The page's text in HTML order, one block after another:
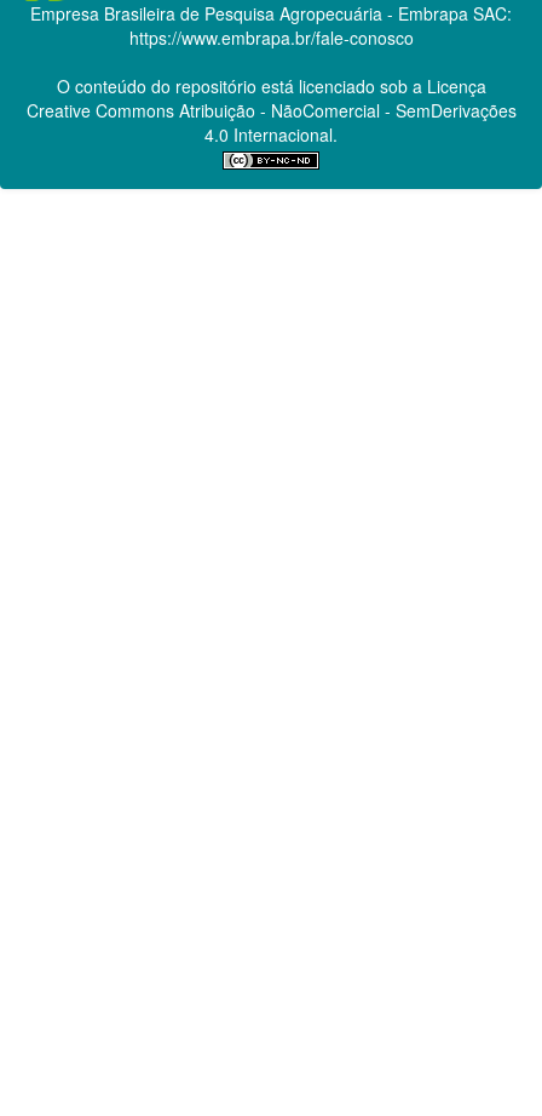
Empresa Brasileira de Pesquisa Agropecuária - Embrapa SAC:
https://www.embrapa.br/fale-conosco
O conteúdo do repositório está licenciado sob a Licença
Creative CommonsAtribuição - NãoComercial - SemDerivações
4.0 Internacional.